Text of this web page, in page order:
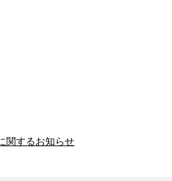
関するお知らせ